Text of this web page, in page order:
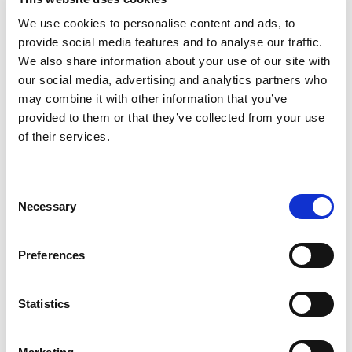
We use cookies to personalise content and ads, to
provide social media features and to analyse our traffic.
We also share information about your use of our site with
our social media, advertising and analytics partners who
may combine it with other information that you’ve
provided to them or that they’ve collected from your use
of their services.
Selection
Necessary
Preferences
Statistics
analyses het gesprek aangaan en ontdekken wat
eraan ten grondslag ligt. Dat kan van alles zijn. Een
vacaturetekst die niet helemaal duidelijk was,
verwachtingen die niet goed afgestemd waren of
werk dat zwaarder bleek dan gedacht. Zodra je die
antwoorden hebt, verbeter je de werving en
als resultaat.
HULP NODIG?
structuur in een overgangsfase door inhouse-
versterken, terwijl we ook de huisvesting